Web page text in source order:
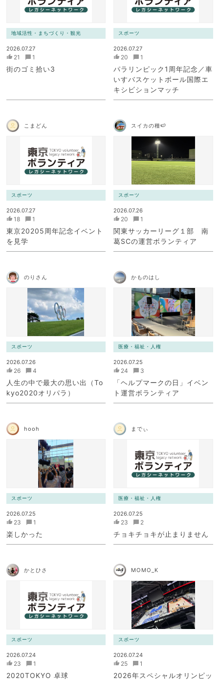
地域活性・まちづくり・観光
2026.07.27
21 1
街のゴミ拾い3
スポーツ
2026.07.27
20 1
パラリンピック1周年記念／車
いすバスケットボール国際エ
キシビションマッチ
こまどん
スポーツ
2026.07.27
18 1
東京20205周年記念イベント
を見学
スイカの種🍉
スポーツ
2026.07.26
20 1
関東サッカーリーグ１部 南
葛SCの運営ボランティア
のりさん
スポーツ
2026.07.26
26 4
人生の中で最大の思い出（To
kyo2020オリパラ）
かものはし
医療・福祉・人権
2026.07.25
24 3
「ヘルプマークの日」イベン
ト運営ボランティア
hooh
スポーツ
2026.07.25
23 1
楽しかった
までぃ
医療・福祉・人権
2026.07.25
23 2
チョキチョキが止まりません
かとひさ
スポーツ
2026.07.24
23 1
2020TOKYO 卓球
MOMO_K
スポーツ
2026.07.24
25 1
2026年スペシャルオリンピッ